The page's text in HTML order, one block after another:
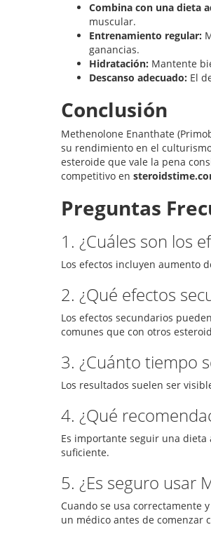
Combina con una dieta
muscular.
Entrenamiento regular:
ganancias.
Hidratación: Mantente
Descanso adecuado: El
Conclusión
Methenolone Enanthate
su rendimiento en el
esteroide que vale la pena
competitivo en
Preguntas
1. ¿Cuáles son los
Los efectos incluyen aumento
2. ¿Qué efectos
Los efectos secundarios
comunes que con otros
3. ¿Cuánto tiempo
Los resultados suelen ser
4. ¿Qué
Es importante seguir una
suficiente.
5. ¿Es seguro usar
Cuando se usa correctamente
un médico antes de comenzar